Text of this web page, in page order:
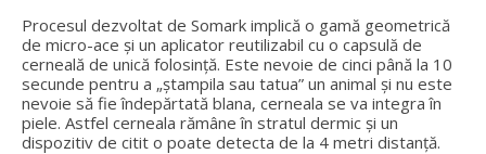
Procesul dezvoltat de Somark implică o gamă geometrică
de micro-ace și un aplicator reutilizabil cu o capsulă de
cerneală de unică folosință. Este nevoie de cinci până la 10
secunde pentru a „ștampila sau tatua” un animal și nu este
nevoie să fie îndepărtată blana, cerneala se va integra în
piele. Astfel cerneala rămâne în stratul dermic și un
dispozitiv de citit o poate detecta de la 4 metri distanță.